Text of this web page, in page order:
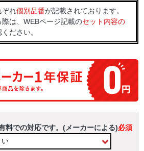
ぞれ個別品番が記載されております。
は、WEBページ記載のセット内容の
ださい。
料での対応です。(メーカーによる)必須